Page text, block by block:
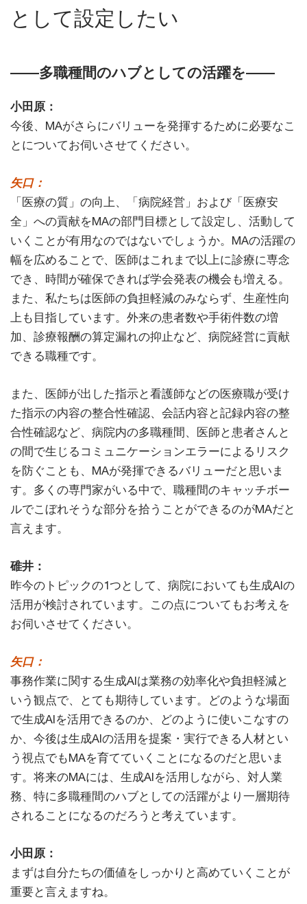
として設定したい
――多職種間のハブとしての活躍を――
小田原：
今後、MAがさらにバリューを発揮するために必要なこ
とについてお伺いさせてください。
矢口：
「医療の質」の向上、「病院経営」および「医療安
全」への貢献をMAの部門目標として設定し、活動して
いくことが有用なのではないでしょうか。MAの活躍の
幅を広めることで、医師はこれまで以上に診療に専念
でき、時間が確保できれば学会発表の機会も増える。
また、私たちは医師の負担軽減のみならず、生産性向
上も目指しています。外来の患者数や手術件数の増
加、診療報酬の算定漏れの抑止など、病院経営に貢献
できる職種です。
また、医師が出した指示と看護師などの医療職が受け
た指示の内容の整合性確認、会話内容と記録内容の整
合性確認など、病院内の多職種間、医師と患者さんと
の間で生じるコミュニケーションエラーによるリスク
を防ぐことも、MAが発揮できるバリューだと思いま
す。多くの専門家がいる中で、職種間のキャッチボー
ルでこぼれそうな部分を拾うことができるのがMAだと
言えます。
碓井：
昨今のトピックの1つとして、病院においても生成AIの
活用が検討されています。この点についてもお考えを
お伺いさせてください。
矢口：
事務作業に関する生成AIは業務の効率化や負担軽減と
いう観点で、とても期待しています。どのような場面
で生成AIを活用できるのか、どのように使いこなすの
か、今後は生成AIの活用を提案・実行できる人材とい
う視点でもMAを育てていくことになるのだと思いま
す。将来のMAには、生成AIを活用しながら、対人業
務、特に多職種間のハブとしての活躍がより一層期待
されることになるのだろうと考えています。
小田原：
まずは自分たちの価値をしっかりと高めていくことが
重要と言えますね。